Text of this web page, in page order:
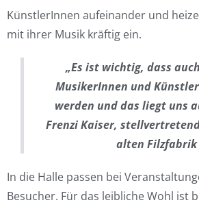
KünstlerInnen aufeinander und
mit ihrer Musik kräftig ein.
„Es ist wichtig, dass
MusikerInnen und
werden und das liegt uns
Frenzi Kaiser,
alten Filzfabrik
In die Halle passen bei
Besucher. Für das leibliche Wohl ist